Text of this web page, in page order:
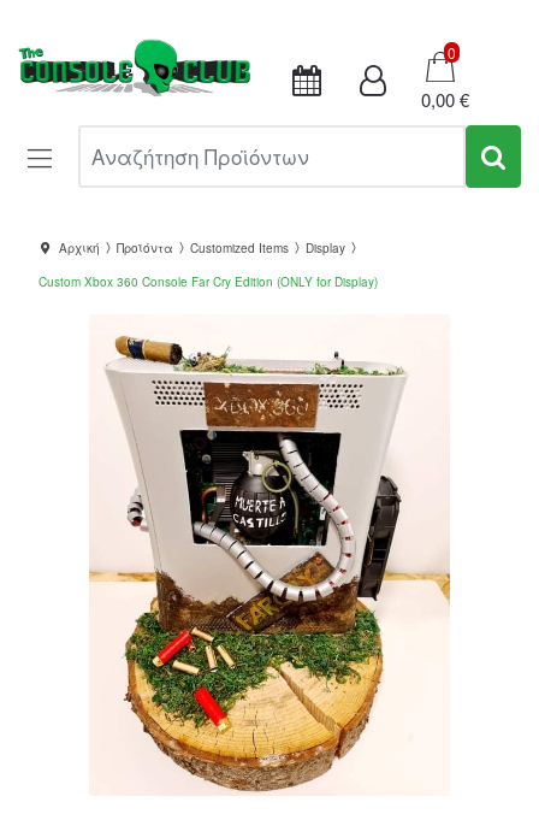
Καλάθι
0
0,00 €
Αρχική Προϊόντα Customized Items
Display
Custom Xbox 360 Console Far Cry Edition (ONLY for Display)